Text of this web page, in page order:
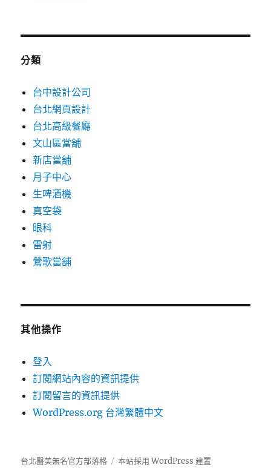
分類
台中設計公司
台北網頁設計
台北高級餐廳
文山區當舖
新店當舖
月子中心
生啤酒機
真空袋
眼科
雷射
鶯歌當舖
其他操作
登入
訂閱網站內容的資訊提供
訂閱留言的資訊提供
WordPress.org 台灣繁體中文
台北醫美無名官方部落格 本站採用 WordPress 建置